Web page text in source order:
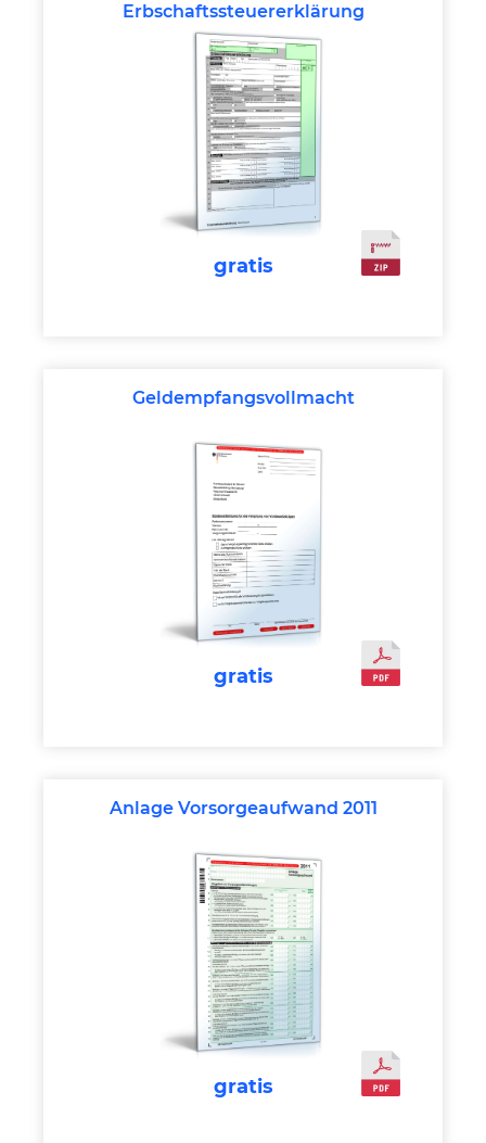
Erbschaftssteuererklärung
gratis
Geldempfangsvollmacht
gratis
Anlage Vorsorgeaufwand 2011
gratis